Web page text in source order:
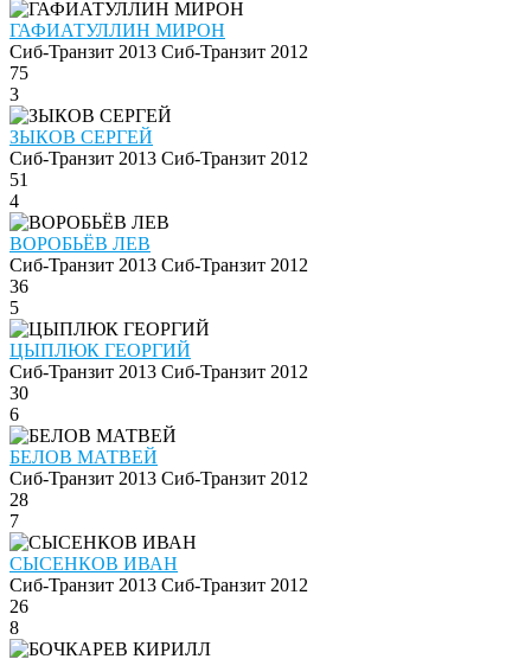
ГАФИАТУЛЛИН МИРОН
Сиб-Транзит 2013 Сиб-Транзит 2012
75
3
ЗЫКОВ СЕРГЕЙ
Сиб-Транзит 2013 Сиб-Транзит 2012
51
4
ВОРОБЬЁВ ЛЕВ
Сиб-Транзит 2013 Сиб-Транзит 2012
36
5
ЦЫПЛЮК ГЕОРГИЙ
Сиб-Транзит 2013 Сиб-Транзит 2012
30
6
БЕЛОВ МАТВЕЙ
Сиб-Транзит 2013 Сиб-Транзит 2012
28
7
СЫСЕНКОВ ИВАН
Сиб-Транзит 2013 Сиб-Транзит 2012
26
8